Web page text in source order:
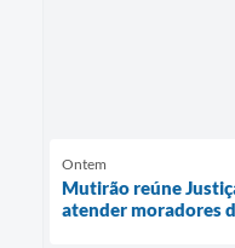
Ontem
Mutirão reúne
atender moradores